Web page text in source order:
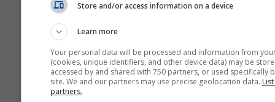
Store and/or access information on a device
Learn more
Your personal data will be processed and information from
(cookies, unique identifiers, and other device data) may be
accessed by and shared with 750 partners, or used specifically
site. We and our partners may use precise geolocation data.
partners.